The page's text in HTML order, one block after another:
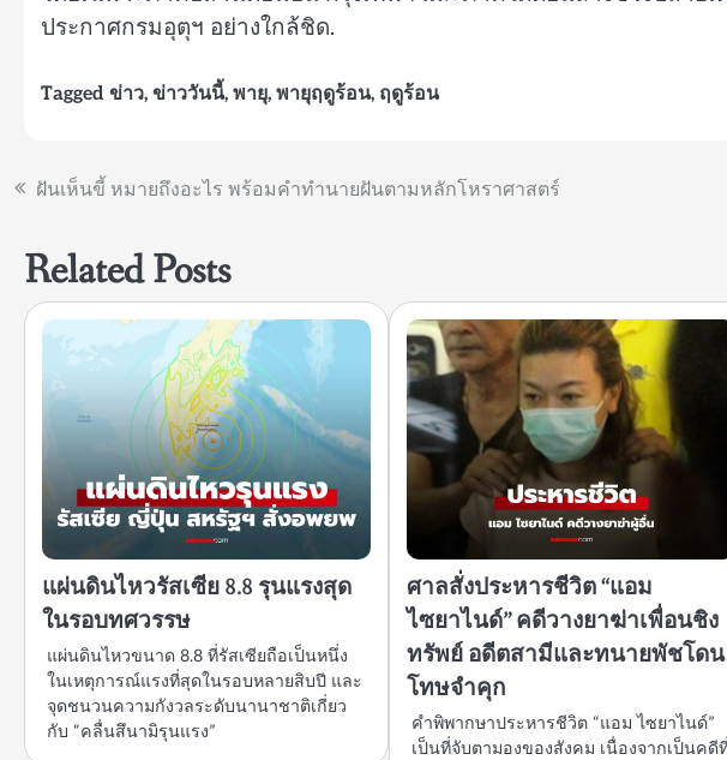
ประกาศกรมอุตุฯ อย่างใกล้ชิด.
Tagged ข่าว, ข่าววันนี้, พายุ, พายุฤดูร้อน, ฤดูร้อน
แนะแนว
ฝันเห็นขี้ หมายถึงอะไร พร้อมคำทำนายฝันตามหลักโหราศาสตร์
Related Posts
แผ่นดินไหวรัสเซีย 8.8 รุนแรงสุด
ในรอบทศวรรษ
แผ่นดินไหวขนาด 8.8 ที่รัสเซียถือเป็นหนึ่ง
ในเหตุการณ์แรงที่สุดในรอบหลายสิบปี และ
จุดชนวนความกังวลระดับนานาชาติเกี่ยว
กับ “คลื่นสึนามิรุนแรง”
ศาลสั่งประหารชีวิต “แอม
ไซยาไนด์” คดีวางยาฆ่าเพื่อนชิง
ทรัพย์ อดีตสามีและทนายพัชโดน
โทษจำคุก
คำพิพากษาประหารชีวิต “แอม ไซยาไนด์”
เป็นที่จับตามองของสังคม เนื่องจากเป็นคดี